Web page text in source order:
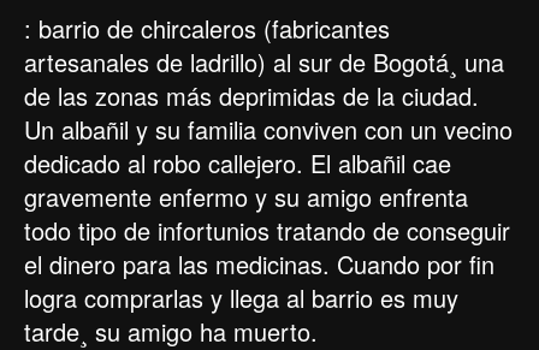
: barrio de chircaleros (fabricantes
artesanales de ladrillo) al sur de Bogotá¸ una
de las zonas más deprimidas de la ciudad.
Un albañil y su familia conviven con un vecino
dedicado al robo callejero. El albañil cae
gravemente enfermo y su amigo enfrenta
todo tipo de infortunios tratando de conseguir
el dinero para las medicinas. Cuando por fin
logra comprarlas y llega al barrio es muy
tarde¸ su amigo ha muerto.